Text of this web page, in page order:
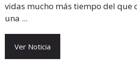
vidas mucho más tiempo del que
una ...
Ver Noticia